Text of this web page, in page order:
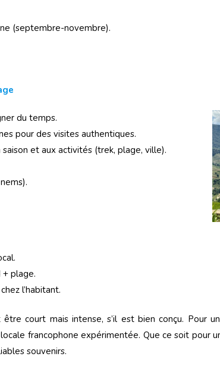
(septembre-novembre).
du temps.
pour des visites authentiques.
et aux activités (trek, plage, ville).
+ plage.
l’habitant.
court mais intense, s’il est bien conçu. Pour
francophone expérimentée. Que ce soit pour
souvenirs.